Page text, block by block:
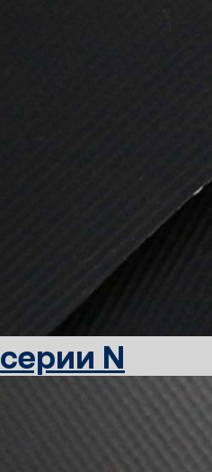
серии N